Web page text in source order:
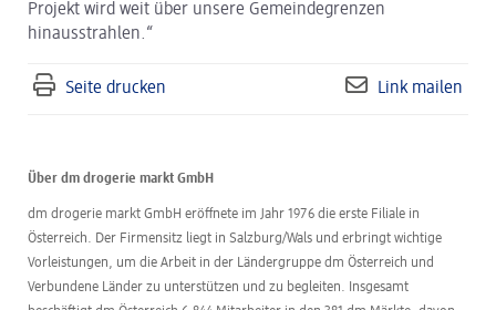
Projekt wird weit über unsere Gemeindegrenzen
hinausstrahlen.“
Seite drucken Link mailen
Über dm drogerie markt GmbH
dm drogerie markt GmbH eröffnete im Jahr 1976 die erste Filiale in
Österreich. Der Firmensitz liegt in Salzburg/Wals und erbringt wichtige
Vorleistungen, um die Arbeit in der Ländergruppe dm Österreich und
Verbundene Länder zu unterstützen und zu begleiten. Insgesamt